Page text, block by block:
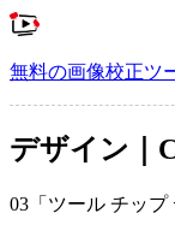
無料の画像校正ツ
デザイン｜
03 「ツール チッ